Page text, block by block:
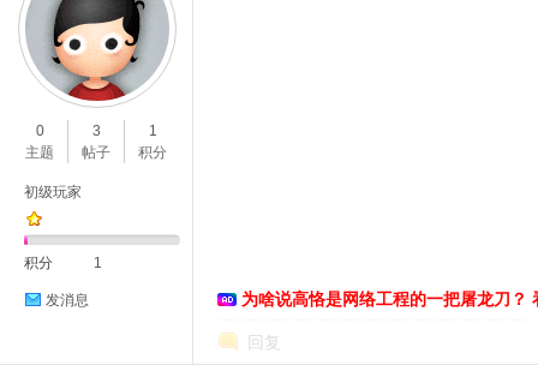
0
主题
3
帖子
1
积分
初级玩家
积分 1
发消息 为啥说高恪是网络工程的一把屠龙刀？
回复